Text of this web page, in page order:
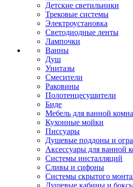
Детские светильники
Трековые системы
Электроустановка
Светодиодные ленты
Лампочки
Ванны
Душ
Унитазы
Смесители
Раковины
Полотенцесушители
Биде
Мебель для ванной
Кухонные мойки
Писсуары
Душевые поддоны и
Аксессуары для ванной
Системы инсталляций
Сливы и сифоны
Системы скрытого
Душевые кабины и